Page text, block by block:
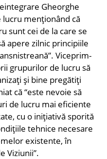
Gheorghe
lucru menționând că
sunt cei de la care se
apere zilnic principiile
Viceprim-
grupurilor de lucru să
și bine pregătiți
că “este nevoie să
de lucru mai eficiente
cu o inițiativă sporită
tehnice necesare
existente, în
Viziunii”.